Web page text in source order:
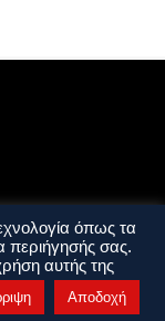
Χρήσης
όπως τα
περιήγησής σας.
αυτής της
Αποδοχή